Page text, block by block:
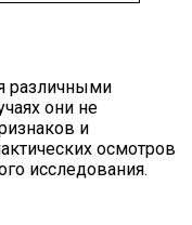
различными
они не
и
осмотров
исследования.